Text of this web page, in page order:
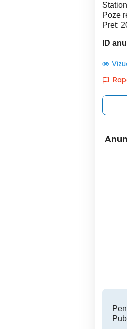
Poze
Pret:
ID